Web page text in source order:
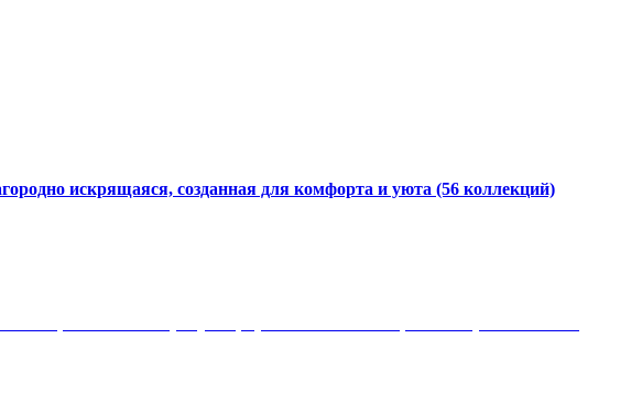
искрящаяся, созданная для комфорта и уюта (56 коллекций)